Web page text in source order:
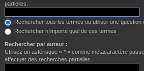
partielles.
Rechercher tous les termes ou utiliser une question
Rechercher n’importe quel de ces termes
Rechercher par auteur :
Utilisez un astérisque « * » comme métacaractère
effectuer des recherches partielles.